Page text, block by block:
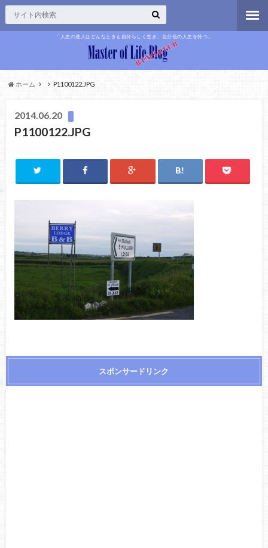
「人生の達人はどんなときも自分らしく生き、自分色の人生を持つ」
ホーム P1100122.JPG
2014.06.20
P1100122.JPG
スポンサードリンク